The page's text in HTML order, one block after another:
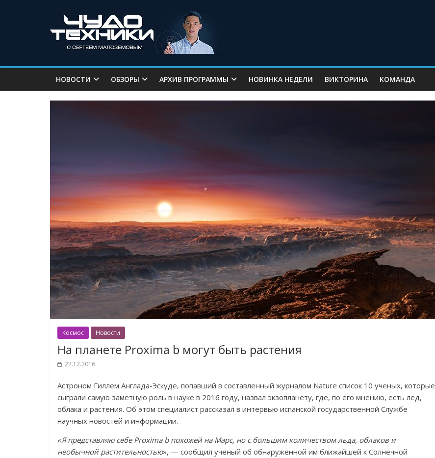
НОВОСТИ ОБЗОРЫ АРХИВ ПРОГРАММЫ НОВИНКА НЕДЕЛИ ВИКТОРИНА КОМАНДА
Космос Новости
На планете Proxima b могут быть растения
22.12.2016
Астроном Гиллем Англада-Эскуде, попавший в составленный журналом Nature список 10 ученых, которые
сыграли самую заметную роль в науке в 2016 году, назвал экзопланету, где, по его мнению, есть лед,
облака и растения. Об этом специалист рассказал в интервью испанской государственной Службе
научных новостей и информации.
«Я представляю себе Proxima b похожей на Марс, но с большим количеством льда, облаков и
необычной растительностью», — сообщил ученый об обнаруженной им ближайшей к Солнечной